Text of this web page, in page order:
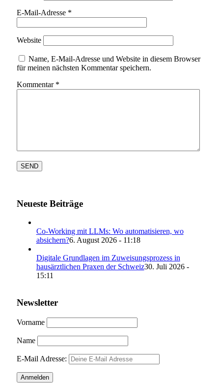
E-Mail-Adresse *
Website
Name, E-Mail-Adresse und Website in diesem Browser
für meinen nächsten Kommentar speichern.
Kommentar *
Neueste Beiträge
Co-Working mit LLMs: Wo automatisieren, wo
absichern?6. August 2026 - 11:18
Digitale Grundlagen im Zuweisungsprozess in
hausärztlichen Praxen der Schweiz30. Juli 2026 -
15:11
Newsletter
Vorname
Name
E-Mail Adresse: